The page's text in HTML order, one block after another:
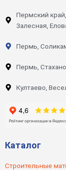
Пермский
Залесная,
Пермь,
Пермь,
Култаево,
Каталог
Строительные